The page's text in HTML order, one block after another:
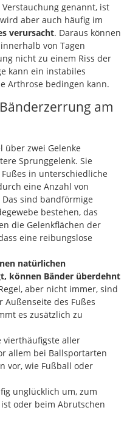
genannt, ist
aber auch häufig im
verursacht. Daraus können
von Tagen
nicht zu einem Riss der
kann ein instabiles
Arthrose bedingen kann.
am
über zwei Gelenke
Sprunggelenk. Sie
in unterschiedliche
eine Anzahl von
sind bandförmige
bestehen, das
die Gelenkflächen der
eine reibungslose
natürlichen
können Bänder überdehnt
aber nicht immer, sind
des Fußes
es zusätzlich zu
vierthäufigste aller
allem bei Ballsportarten
vor, wie Fußball oder
unglücklich um, zum
oder beim Abrutschen